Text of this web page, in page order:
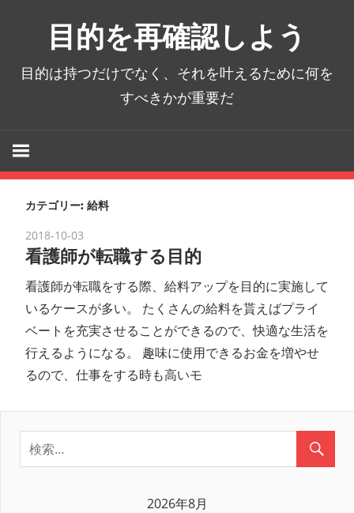
目的を再確認しよう
目的は持つだけでなく、それを叶えるために何を
すべきかが重要だ
カテゴリー: 給料
2018-10-03
看護師が転職する目的
看護師が転職をする際、給料アップを目的に実施して
いるケースが多い。 たくさんの給料を貰えばプライ
ベートを充実させることができるので、快適な生活を
行えるようになる。 趣味に使用できるお金を増やせ
るので、仕事をする時も高いモ
2026年8月